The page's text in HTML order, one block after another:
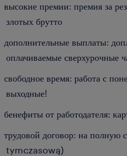
высокие премии: премия за
злотых брутто
дополнительные выплаты:
оплачиваемые сверхурочные
свободное время: работа с
выходные!
бенефиты от работодателя:
трудовой договор: на
tymczasową)